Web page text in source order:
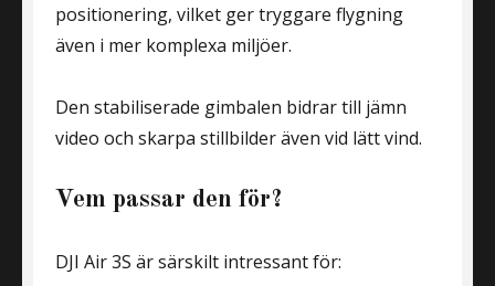
positionering, vilket ger tryggare flygning
även i mer komplexa miljöer.
Den stabiliserade gimbalen bidrar till jämn
video och skarpa stillbilder även vid lätt vind.
Vem passar den för?
DJI Air 3S är särskilt intressant för: